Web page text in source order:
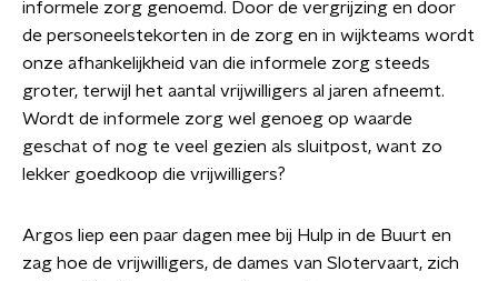
informele zorg genoemd. Door de vergrijzing en door
de personeelstekorten in de zorg en in wijkteams wordt
onze afhankelijkheid van die informele zorg steeds
groter, terwijl het aantal vrijwilligers al jaren afneemt.
Wordt de informele zorg wel genoeg op waarde
geschat of nog te veel gezien als sluitpost, want zo
lekker goedkoop die vrijwilligers?
Argos liep een paar dagen mee bij Hulp in de Buurt en
zag hoe de vrijwilligers, de dames van Slotervaart, zich